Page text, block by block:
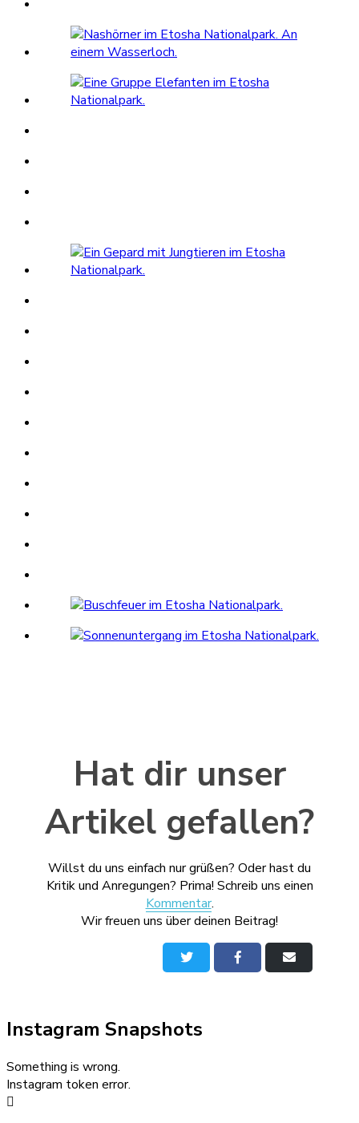
Hat dir unser
Artikel gefallen?
Willst du uns einfach nur grüßen? Oder hast du
Kritik und Anregungen? Prima! Schreib uns einen
Kommentar.
Wir freuen uns über deinen Beitrag!
Auf
Twitter
Auf
Facebook
Per
E-
Instagram Snapshots
Something is wrong.
Instagram token error.